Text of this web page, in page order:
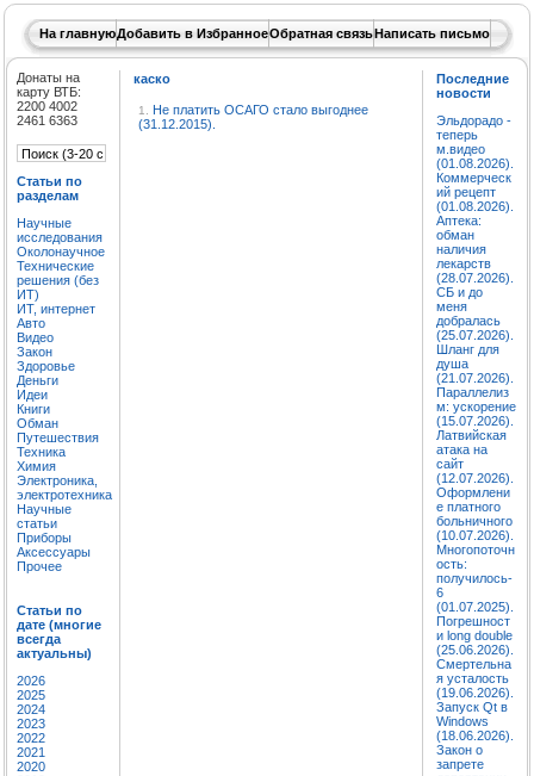
На главнуюДобавить в ИзбранноеОбратная связьНаписать письмо
Донаты на
карту ВТБ:
2200 4002
2461 6363
Статьи по
разделам
Научные
исследования
Околонаучное
Технические
решения (без
ИТ)
ИТ, интернет
Авто
Видео
Закон
Здоровье
Деньги
Идеи
Книги
Обман
Путешествия
Техника
Химия
Электроника,
электротехника
Научные
статьи
Приборы
Аксессуары
Прочее
Статьи по
дате (многие
всегда
актуальны)
2026
2025
2024
2023
2022
2021
2020
каско
1. Не платить ОСАГО стало выгоднее
(31.12.2015).
Последние
новости
Эльдорадо -
теперь
м.видео
(01.08.2026).
Коммерческ
ий рецепт
(01.08.2026).
Аптека:
обман
наличия
лекарств
(28.07.2026).
СБ и до
меня
добралась
(25.07.2026).
Шланг для
душа
(21.07.2026).
Параллелиз
м: ускорение
(15.07.2026).
Латвийская
атака на
сайт
(12.07.2026).
Оформлени
е платного
больничного
(10.07.2026).
Многопоточн
ость:
получилось-
6
(01.07.2025).
Погрешност
и long double
(25.06.2026).
Смертельна
я усталость
(19.06.2026).
Запуск Qt в
Windows
(18.06.2026).
Закон о
запрете